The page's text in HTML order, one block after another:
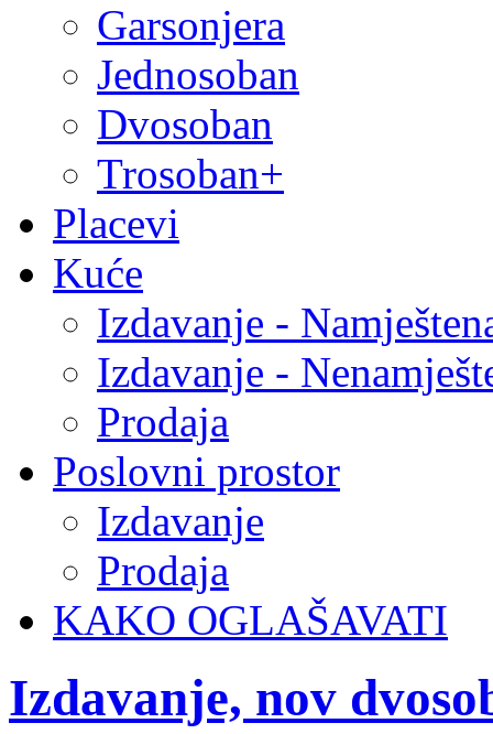
Garsonjera
Jednosoban
Dvosoban
Trosoban+
Placevi
Kuće
Izdavanje -
Izdavanje -
Prodaja
Poslovni prostor
Izdavanje
Prodaja
KAKO OGLAŠAVATI
Izdavanje, nov